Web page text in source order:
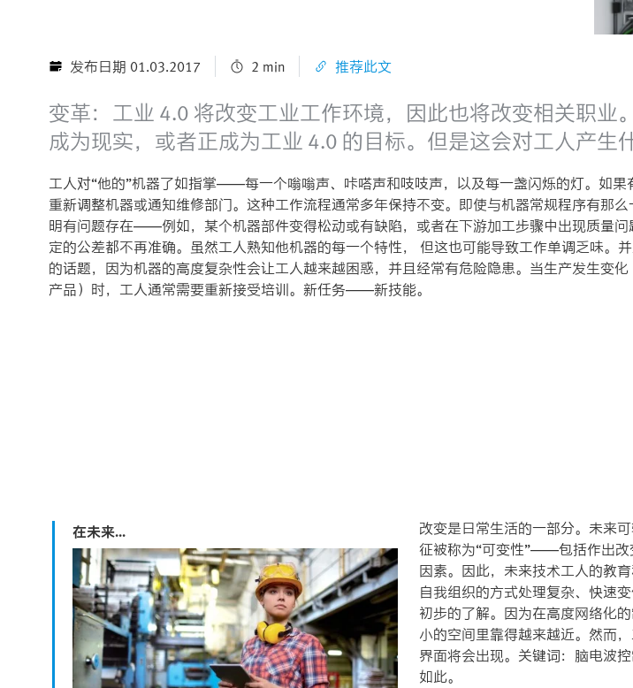
发布日期 01.03.2017 2 min 推荐此文
变革：工业 4.0 将改变工业工作环境，因此也将改变相关职
成为现实，或者正成为工业 4.0 的目标。但是这会对工人产生
工人对“他的”机器了如指掌——每一个嗡嗡声、咔嗒声和吱吱声，以及每一盏闪烁的灯。如果
重新调整机器或通知维修部门。这种工作流程通常多年保持不变。即使与机器常规程序有那
明有问题存在——例如，某个机器部件变得松动或有缺陷，或者在下游加工步骤中出现质量
定的公差都不再准确。虽然工人熟知他机器的每一个特性， 但这也可能导致工作单调乏味。
的话题，因为机器的高度复杂性会让工人越来越困惑，并且经常有危险隐患。当生产发生变
产品）时，工人通常需要重新接受培训。新任务——新技能。
改变是日常生活的一部分。未来
征被称为“可变性”——包括作出改
因素。因此，未来技术工人的教
自我组织的方式处理复杂、快速
初步的了解。因为在高度网络化
小的空间里靠得越来越近。然而
界面将会出现。关键词：脑电波
如此。
在未来...